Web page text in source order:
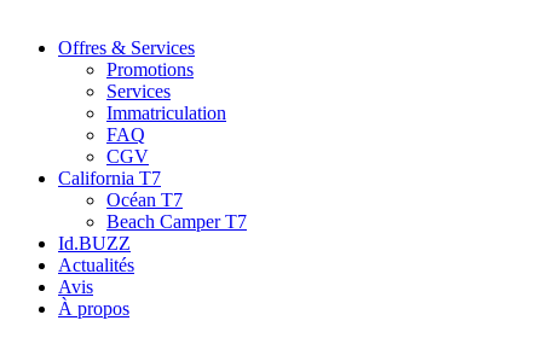
Offres & Services
Promotions
Services
Immatriculation
FAQ
CGV
California T7
Océan T7
Beach Camper T7
Id.BUZZ
Actualités
Avis
À propos